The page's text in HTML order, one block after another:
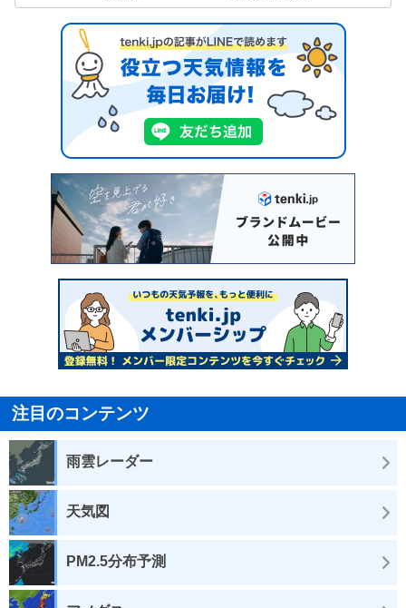
注目のコンテンツ
雨雲レーダー
天気図
PM2.5分布予測